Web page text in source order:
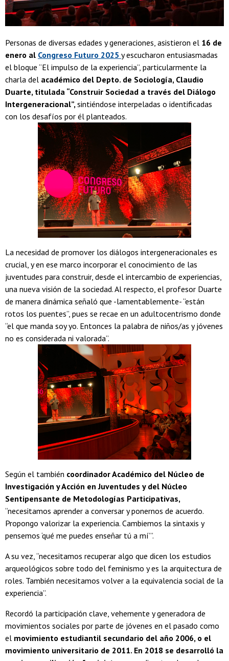
Personas de diversas edades y generaciones, asistieron el 16 de
enero al Congreso Futuro 2025 y escucharon entusiasmadas
el bloque “El impulso de la experiencia”, particularmente la
charla del académico del Depto. de Sociología, Claudio
Duarte, titulada “Construir Sociedad a través del Diálogo
Intergeneracional”,sintiéndose interpeladas o identificadas
con los desafíos por él planteados.
La necesidad de promover los diálogos intergeneracionales es
crucial, y en ese marco incorporar el conocimiento de las
juventudes para construir, desde el intercambio de experiencias,
una nueva visión de la sociedad. Al respecto, el profesor Duarte
de manera dinámica señaló que -lamentablemente- “están
rotos los puentes”, pues se recae en un adultocentrismo donde
“el que manda soy yo. Entonces la palabra de niños/as y jóvenes
no es considerada ni valorada”.
Según el también coordinador Académico del Núcleo de
Investigación y Acción en Juventudes y del Núcleo
Sentipensante de Metodologías Participativas,
“necesitamos aprender a conversar y ponernos de acuerdo.
Propongo valorizar la experiencia. Cambiemos la sintaxis y
pensemos ‘qué me puedes enseñar tú a mí’”.
A su vez, “necesitamos recuperar algo que dicen los estudios
arqueológicos sobre todo del feminismo y es la arquitectura de
roles. También necesitamos volver a la equivalencia social de la
experiencia”.
Recordó la participación clave, vehemente y generadora de
movimientos sociales por parte de jóvenes en el pasado como
el movimiento estudiantil secundario del año 2006, o el
movimiento universitario de 2011. En 2018 se desarrolló la